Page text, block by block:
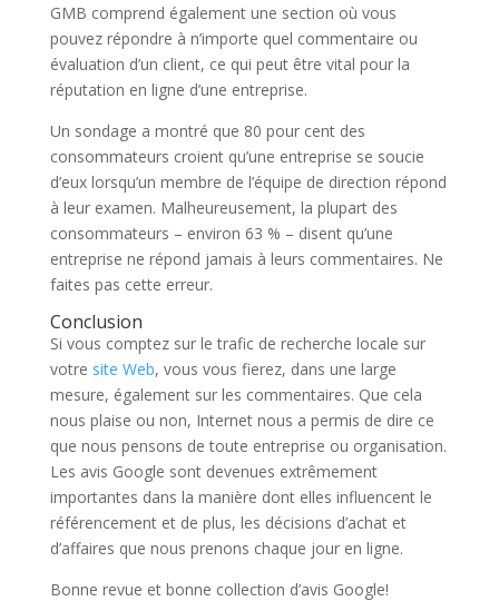
GMB comprend également une section où vous
pouvez répondre à n’importe quel commentaire ou
évaluation d’un client, ce qui peut être vital pour la
réputation en ligne d’une entreprise.
Un sondage a montré que 80 pour cent des
consommateurs croient qu’une entreprise se soucie
d’eux lorsqu’un membre de l’équipe de direction répond
à leur examen. Malheureusement, la plupart des
consommateurs – environ 63 % – disent qu’une
entreprise ne répond jamais à leurs commentaires. Ne
faites pas cette erreur.
Conclusion
Si vous comptez sur le trafic de recherche locale sur
votre site Web, vous vous fierez, dans une large
mesure, également sur les commentaires. Que cela
nous plaise ou non, Internet nous a permis de dire ce
que nous pensons de toute entreprise ou organisation.
Les avis Google sont devenues extrêmement
importantes dans la manière dont elles influencent le
référencement et de plus, les décisions d’achat et
d’affaires que nous prenons chaque jour en ligne.
Bonne revue et bonne collection d’avis Google!